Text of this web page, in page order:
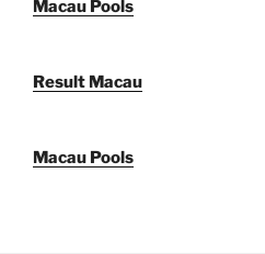
Macau Pools
Result Macau
Macau Pools